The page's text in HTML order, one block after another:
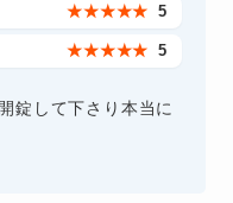
★★★★★ 5
★★★★★ 5
錠して下さり本当に